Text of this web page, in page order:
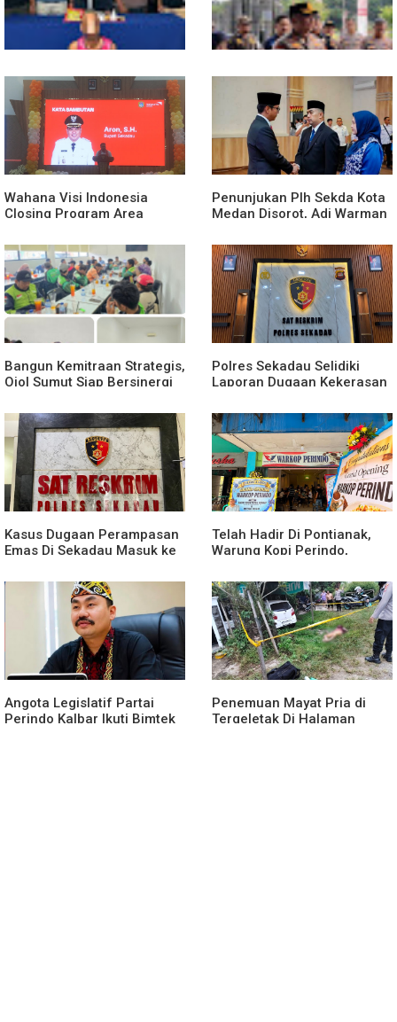
Polsek Entikong Gagalkan
Peredaran Sabu 151,76
Gram di Perbatasan
Kunker Perdana ke
Entikong, Kapolres Sanggau:
Keamanan Perbatasan
Tanggung Jawab Bersama
Wahana Visi Indonesia
Closing Program Area
Penunjukan Plh Sekda Kota
Medan Disorot, Adi Warman
Komitmen terhadap Sistem
Merit
Bangun Kemitraan Strategis,
Ojol Sumut Siap Bersinergi
yang Tertib dan Kondusif
Polres Sekadau Selidiki
Laporan Dugaan Kekerasan
Dibawah Umur
Kasus Dugaan Perampasan
Emas Di Sekadau Masuk ke
Telah Hadir Di Pontianak,
Warung Kopi Perindo,
dan Mendukung UMKM
Angota Legislatif Partai
Perindo Kalbar Ikuti Bimtek
Penemuan Mayat Pria di
Tergeletak Di Halaman